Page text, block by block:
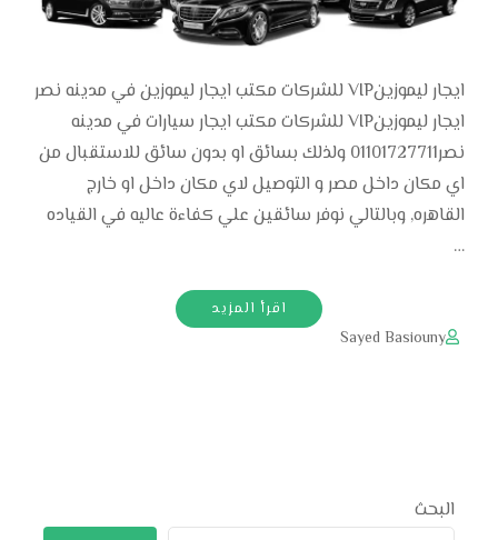
ايجار ليموزينVIP للشركات مكتب ايجار ليموزين في مدينه نصر
ايجار ليموزينVIP للشركات مكتب ايجار سيارات في مدينه
نصر01101727711 ولذلك بسائق او بدون سائق للاستقبال من
اي مكان داخل مصر و التوصيل لاي مكان داخل او خارج
القاهره, وبالتالي نوفر سائقين علي كفاءة عاليه في القياده
…
اقرأ المزيد
Sayed Basiouny
البحث